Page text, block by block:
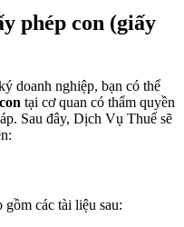
phép con (giấy
doanh nghiệp, bạn có thể
tại cơ quan có thẩm quyền
Sau đây, Dịch Vụ Thuế sẽ
các tài liệu sau: